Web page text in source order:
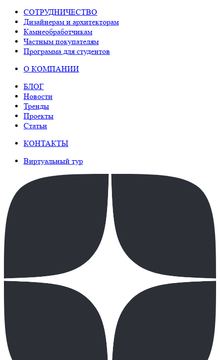
СОТРУДНИЧЕСТВО
Дизайнерам и архитекторам
Камнеобработчикам
Частным покупателям
Программа для студентов
О КОМПАНИИ
БЛОГ
Новости
Тренды
Проекты
Статьи
КОНТАКТЫ
Виртуальный тур